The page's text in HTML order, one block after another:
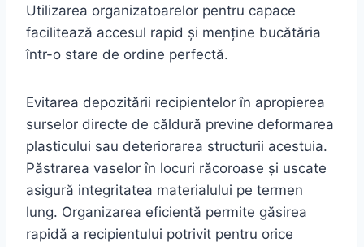
Utilizarea organizatoarelor pentru capace
facilitează accesul rapid și menține bucătăria
într-o stare de ordine perfectă.
Evitarea depozitării recipientelor în apropierea
surselor directe de căldură previne deformarea
plasticului sau deteriorarea structurii acestuia.
Păstrarea vaselor în locuri răcoroase și uscate
asigură integritatea materialului pe termen
lung. Organizarea eficientă permite găsirea
rapidă a recipientului potrivit pentru orice